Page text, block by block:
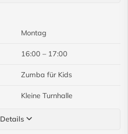
Montag
16:00 – 17:00
Zumba für Kids
Kleine Turnhalle
Details